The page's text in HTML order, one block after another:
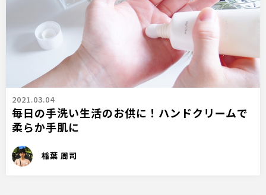
2021.03.04
毎日の手洗い生活のお供に！ハンドクリームで
柔らか手肌に
稲葉 周司